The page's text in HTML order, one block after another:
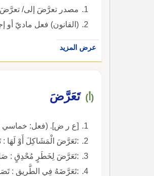
مصدر تعرَّضَ إلى/ تعرَّضَ
(القانون) فعل ماديّ أو
عرض المزيد
(أ) تَعَرَّضَ
[ع ر ض]. (فعل: خماسي
:تَعَرَّضَ الْمَشَاكِلَ أَوْ
:تَعَرَّضَ لِخَطَرٍ مُحْدِقٍ :
:تَعَرَّضَهُ فِي الطَّرِيقِ :